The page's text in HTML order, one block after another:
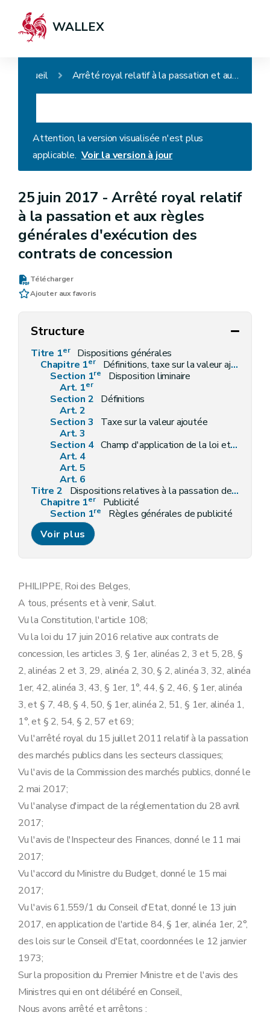
WALLEX
Accueil Arrêté royal relatif à la passation et aux règles générales d'exécution des contrats de concession
Attention, la version visualisée n'est plus
applicable. Voir la version à jour
25 juin 2017 -Arrêté royal relatif
à la passation et aux règles
générales d'exécution des
contrats de concession
Télécharger
Ajouter aux favoris
Structure
Titre 1er
Dispositions générales
Chapitre 1er
Définitions, taxe sur la valeur ajoutée et champ d'application de la loi
Section 1re
Disposition liminaire
Art. 1er
Section 2 Définitions
Art. 2
Section 3
Taxe sur la valeur ajoutée
Art. 3
Section 4 Champ d'application de la loi et seuils
Art. 4
Art. 5
Art. 6
Titre 2
Dispositions relatives à la passation des concessions
Chapitre 1er
Publicité
Section 1re
Règles générales de publicité
Art. 7
Art. 8
Art. 9
Section 3 L'avis d'attribution de concession
Art. 11
Section 4 Les concessions de services sociaux et autres services spécifiques visés à l'article 34 de la loi
Art. 12
Art. 13
Chapitre 2 Dispositions générales
Section 1re
Communications électroniques
Section 2 Communication orale
Art. 15
Garanties procédurales
Section 1re
Documents de concession
Art. 16
Art. 17
Section 2 Modalités d'introduction des demandes de participation et des offres
Art. 18
Art. 19
Art. 20
Art. 21
Art. 22
Art. 23
Art. 25
Art. 26
Art. 28
Art. 29
Art. 30
Chapitre 3
Sélection des candidats et des soumissionnaires
Section 1re
Motifs d'exclusion
Art. 31
Art. 34
Art. 36
Section 2 Critères et conditions de sélection
Voir plus
PHILIPPE, Roi des Belges,
A tous, présents et à venir, Salut.
Vu la Constitution, l'article 108;
Vu la loi du 17 juin 2016 relative aux contrats de
concession, les articles 3, § 1er, alinéas 2, 3 et 5, 28, §
2, alinéas 2 et 3, 29, alinéa 2, 30, § 2, alinéa 3, 32, alinéa
1er, 42, alinéa 3, 43, § 1er, 1°, 44, § 2, 46, § 1er, alinéa
3, et § 7, 48, § 4, 50, § 1er, alinéa 2, 51, § 1er, alinéa 1,
1°, et § 2, 54, § 2, 57 et 69;
Vu l'arrêté royal du 15 juillet 2011 relatif à la passation
des marchés publics dans les secteurs classiques;
Vu l'avis de la Commission des marchés publics, donné le
2 mai 2017;
Vu l'analyse d'impact de la réglementation du 28 avril
2017;
Vu l'avis de l'Inspecteur des Finances, donné le 11 mai
2017;
Vu l'accord du Ministre du Budget, donné le 15 mai
2017;
Vu l'avis 61.559/1 du Conseil d'Etat, donné le 13 juin
2017, en application de l'article 84, § 1er, alinéa 1er, 2°,
des lois sur le Conseil d'Etat, coordonnées le 12 janvier
1973;
Sur la proposition du Premier Ministre et de l'avis des
Ministres qui en ont délibéré en Conseil,
Nous avons arrêté et arrêtons :